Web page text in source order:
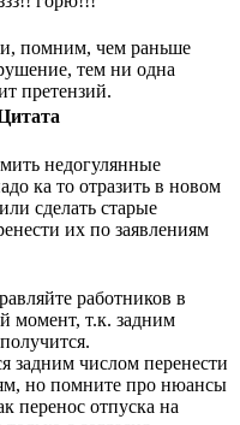
помним, чем раньше
тем ни одна
претензий.
недогулянные
ка то отразить в новом
сделать старые
их по заявлениям
работников в
момент, т.к. задним
задним числом перенести
но помните про нюансы
перенос отпуска на